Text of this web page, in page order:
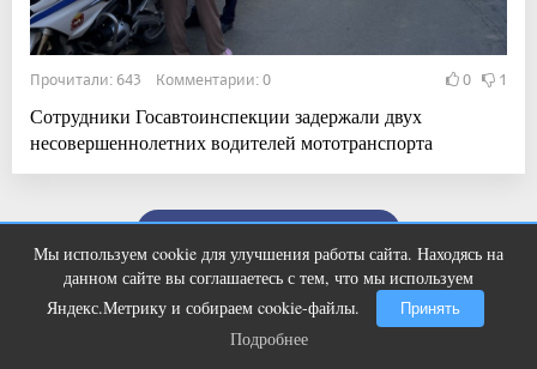
Прочитали: 643 Комментарии: 0 0 1
Сотрудники Госавтоинспекции задержали двух
несовершеннолетних водителей мототранспорта
Показать ещё
Мы используем cookie для улучшения работы сайта. Находясь на
данном сайте вы соглашаетесь с тем, что мы используем
Яндекс.Метрику и собираем cookie-файлы.
Принять
Подробнее
Ролик из Омска: вы будете смеяться
долго
Подробнее